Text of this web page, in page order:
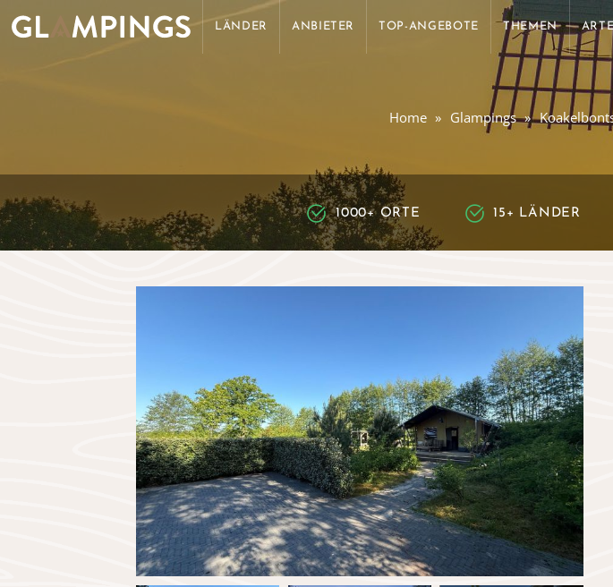
LÄNDER ANBIETER TOP-ANGEBOTE THEMEN
Home Glampings
1000+ ORTE 15+ LÄNDER